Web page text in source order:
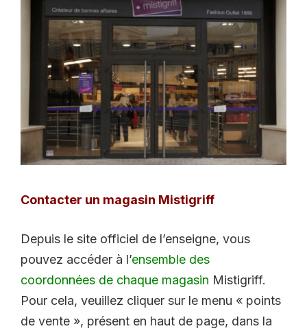
Contacter un magasin Mistigriff
Depuis le site officiel de l’enseigne, vous
pouvez accéder à l’ensemble des
coordonnées de chaque magasin Mistigriff.
Pour cela, veuillez cliquer sur le menu « points
de vente », présent en haut de page, dans la